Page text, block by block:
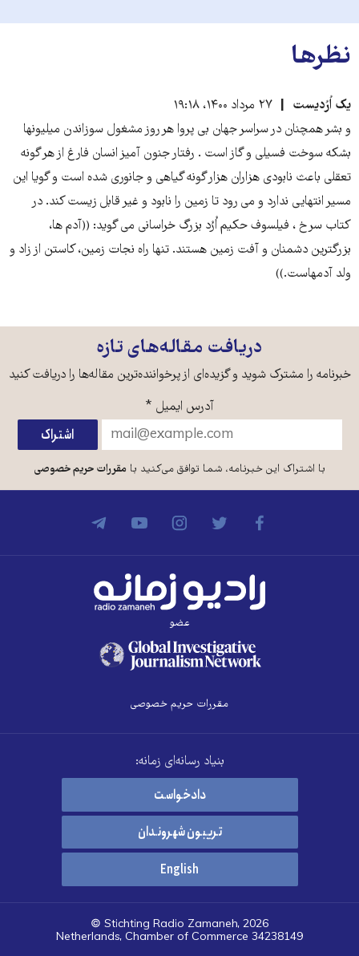
نظرها
یک اُرُدیست
۲۷ مرداد ۱۴۰۰، ۱۹:۱۸
و بشر همچنان در سراسر جهان بی پروا هر روز مشغول سوزاندن میلیونها
بشکه سوخت فسیلی و گاز است . رفتار جنون آمیز انسان فارغ از هر گونه
تعقلی باعث نابودی هزاران هزار گونه گیاهی و جانوری شده است و گویا این
مسیر انتهایی ندارد و می رود تا زمین را نابود و غیر قابل زیست کند. در
کتاب سرخ ، فیلسوف حکیم اُرُد بزرگ خراسانی می گوید: ((آدم ها،
بزرگترین دشمنان و آفت زمین هستند. تنها راه نجات زمین، کاستن از زاد و
ولد آدمهاست.))
دریافت مقاله‌های تازه
خبرنامه را مشترک شوید و گزیده‌ای از پرخواننده‌ترین مقاله‌ها را دریافت کنید
آدرس ایمیل *
با اشتراک این خبرنامه، شما توافق می‌کنید بامقررات حریم خصوصی
عضو
مقررات حریم خصوصی
بنیاد رسانه‌ای زمانه:
دادخواست
تریبون شهروندان
English
© Stichting Radio Zamaneh, 2026
Netherlands, Chamber of Commerce 34238149